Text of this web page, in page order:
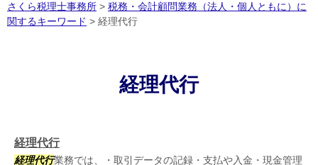
さくら税理士事務所 > 税務・会計顧問業務（法人・個人ともに）に
関するキーワード > 経理代行
経理代行
経理代行
経理代行業務では、・取引データの記録・支払や入金・現金管理